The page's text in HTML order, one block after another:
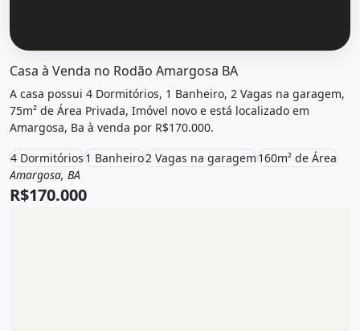
Casa à Venda no Rodão Amargosa BA
A casa possui 4 Dormitórios, 1 Banheiro, 2 Vagas na garagem,
75m² de Área Privada, Imóvel novo e está localizado em
Amargosa, Ba à venda por R$170.000.
4 Dormitórios1 Banheiro2 Vagas na garagem160m² de Área
Venda
Casa
Amargosa, BA
R$170.000